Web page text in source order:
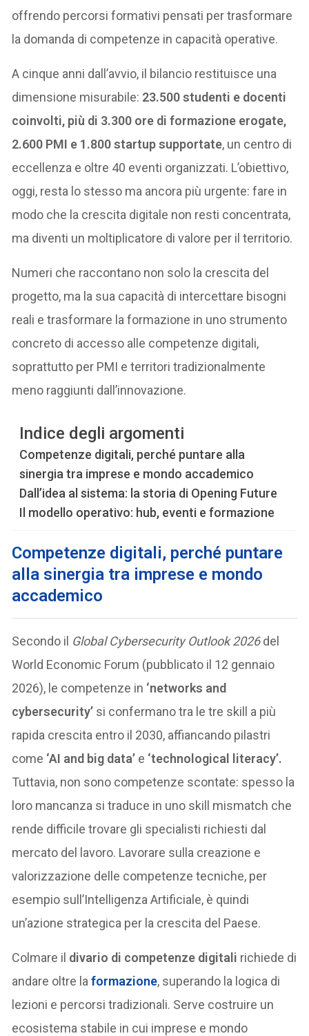
offrendo percorsi formativi pensati per trasformare
la domanda di competenze in capacità operative.
A cinque anni dall’avvio, il bilancio restituisce una
dimensione misurabile: 23.500 studenti e docenti
coinvolti, più di 3.300 ore di formazione erogate,
2.600 PMI e 1.800 startup supportate, un centro di
eccellenza e oltre 40 eventi organizzati. L’obiettivo,
oggi, resta lo stesso ma ancora più urgente: fare in
modo che la crescita digitale non resti concentrata,
ma diventi un moltiplicatore di valore per il territorio.
Numeri che raccontano non solo la crescita del
progetto, ma la sua capacità di intercettare bisogni
reali e trasformare la formazione in uno strumento
concreto di accesso alle competenze digitali,
soprattutto per PMI e territori tradizionalmente
meno raggiunti dall’innovazione.
Indice degli argomenti
Competenze digitali, perché puntare alla
sinergia tra imprese e mondo accademico
Dall’idea al sistema: la storia di Opening Future
Il modello operativo: hub, eventi e formazione
Competenze digitali, perché puntare
alla sinergia tra imprese e mondo
accademico
Secondo il Global Cybersecurity Outlook 2026del
World Economic Forum (pubblicato il 12 gennaio
2026), le competenze in ‘networks and
cybersecurity’ si confermano tra le tre skill a più
rapida crescita entro il 2030, affiancando pilastri
come ‘AI and big data’ e ‘technological literacy’.
Tuttavia, non sono competenze scontate: spesso la
loro mancanza si traduce in uno skill mismatch che
rende difficile trovare gli specialisti richiesti dal
mercato del lavoro. Lavorare sulla creazione e
valorizzazione delle competenze tecniche, per
esempio sull’Intelligenza Artificiale, è quindi
un’azione strategica per la crescita del Paese.
Colmare il divario di competenze digitali richiede di
andare oltre la formazione, superando la logica di
lezioni e percorsi tradizionali. Serve costruire un
ecosistema stabile in cui imprese e mondo